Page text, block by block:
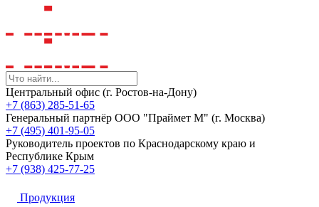
Центральный офис (г. Ростов-на-Дону)
+7 (863) 285-51-65
Генеральный партнёр ООО "Праймет М" (г. Москва)
+7 (495) 401-95-05
Руководитель проектов по Краснодарскому краю и
Республике Крым
+7 (938) 425-77-25
Продукция